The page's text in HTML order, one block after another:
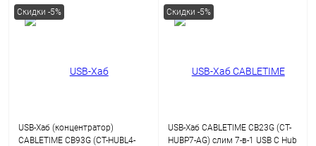
Скидки -5%
USB-Хаб (концентратор)
CABLETIME CB93G (CT-HUBL4-
Скидки -5%
USB-Хаб CABLETIME CB23G (CT-
HUBP7-AG) слим 7-в-1 USB C Hub